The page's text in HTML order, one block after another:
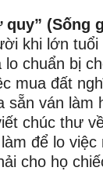
quy” (Sống
khi lớn tuổi
chuẩn bị
mua đất
sẵn ván làm
chúc thư
để lo việc
cho họ